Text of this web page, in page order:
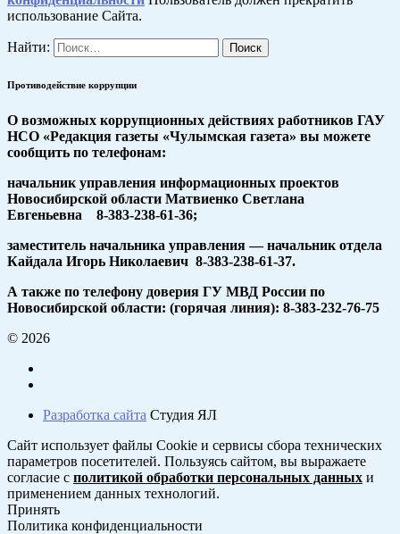
использование Сайта.
Найти:
Противодействие коррупции
О возможных коррупционных действиях работников ГАУ
НСО «Редакция газеты «Чулымская газета» вы можете
сообщить по телефонам:
начальник управления информационных проектов
Новосибирской области Матвиенко Светлана
Евгеньевна 8-383-238-61-36;
заместитель начальника управления — начальник отдела
Кайдала Игорь Николаевич 8-383-238-61-37.
А также по телефону доверия ГУ МВД России по
Новосибирской области: (горячая линия): 8-383-232-76-75
© 2026
Разработка сайта Студия ЯЛ
Сайт использует файлы Cookie и сервисы сбора технических
параметров посетителей. Пользуясь сайтом, вы выражаете
согласие с политикой обработки персональных данных и
применением данных технологий.
Принять
Политика конфиденциальности